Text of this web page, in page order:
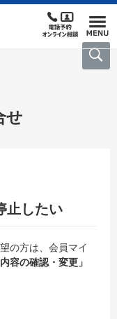
せ
止したい
の方は、会員マイ
内容の確認・変更」